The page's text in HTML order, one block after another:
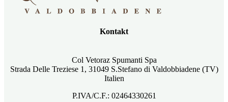
Kontakt
Col Vetoraz Spumanti Spa
Strada Delle Treziese 1, 31049 S.Stefano di Valdobbiadene (TV)
Italien
P.IVA/C.F.: 02464330261